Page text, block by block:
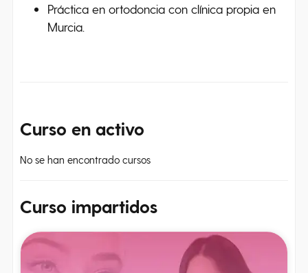
Práctica en ortodoncia con clínica propia en
Murcia.
Curso en activo
No se han encontrado cursos
Curso impartidos